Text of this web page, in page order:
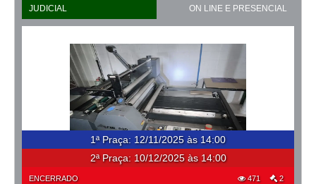
JUDICIAL ON LINE E PRESENCIAL
1ª Praça: 12/11/2025 às 14:00
2ª Praça: 10/12/2025 às 14:00
ENCERRADO 471 2